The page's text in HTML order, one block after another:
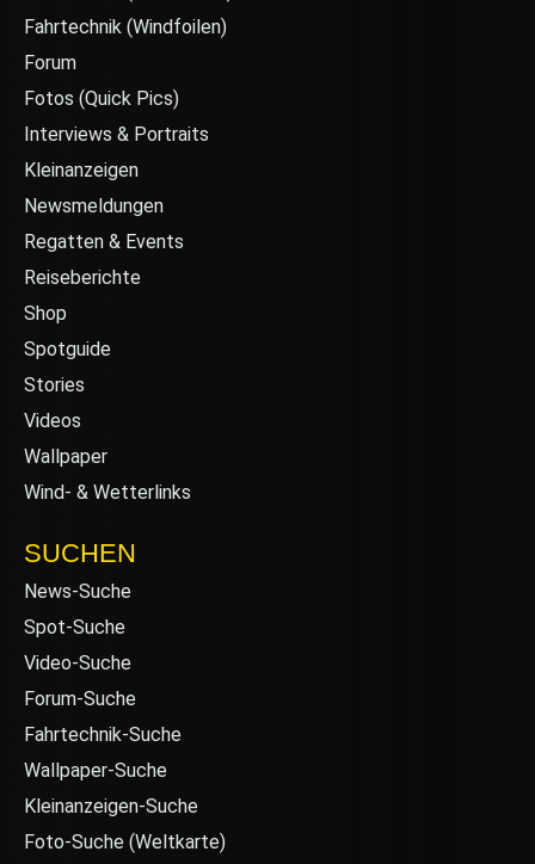
Fahrtechnik (Windfoilen)
Forum
Fotos (Quick Pics)
Interviews & Portraits
Kleinanzeigen
Newsmeldungen
Regatten & Events
Reiseberichte
Shop
Spotguide
Stories
Videos
Wallpaper
Wind- & Wetterlinks
SUCHEN
News-Suche
Spot-Suche
Video-Suche
Forum-Suche
Fahrtechnik-Suche
Wallpaper-Suche
Kleinanzeigen-Suche
Foto-Suche (Weltkarte)